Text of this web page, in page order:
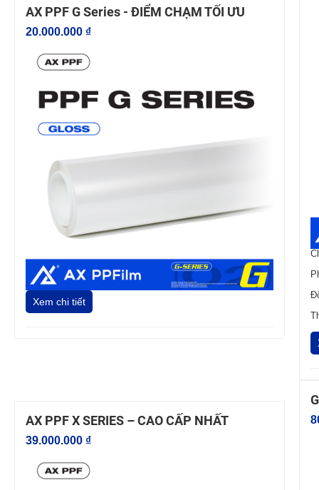
AX PPF G Series - ĐIỂM CHẠM TỐI ƯU
20.000.000 ₫
Xem chi tiết
AX PPF X SERIES – CAO CẤP NHẤT
39.000.000 ₫